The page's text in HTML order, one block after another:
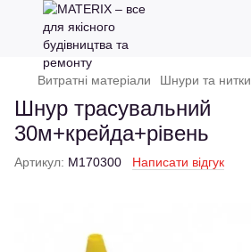
Витратні матеріали Шнури та нитки
Шнур трасувальний
30м+крейда+рівень
Артикул: M170300 Написати відгук